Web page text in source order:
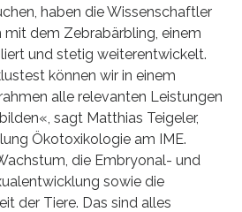
haben die Wissenschaftler
dem Zebrabärbling, einem
und stetig weiterentwickelt.
können wir in einem
alle relevanten Leistungen
sagt Matthias Teigeler,
Ökotoxikologie am IME.
die Embryonal- und
sowie die
der Tiere. Das sind alles